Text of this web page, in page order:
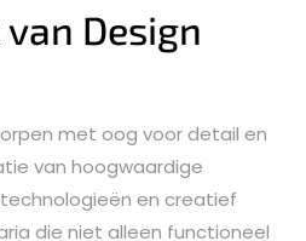
Design
met oog voor detail en
van hoogwaardige
en creatief
die niet alleen functioneel